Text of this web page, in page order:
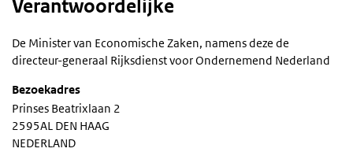
Verantwoordelijke
De Minister van Economische Zaken, namens deze de
directeur-generaal Rijksdienst voor Ondernemend Nederland
Bezoekadres
Prinses Beatrixlaan 2
2595AL DEN HAAG
NEDERLAND